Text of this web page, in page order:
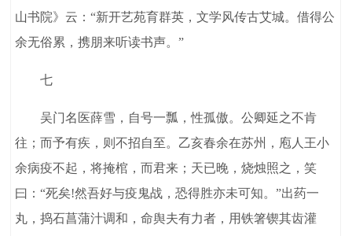
山书院》云：“新开艺苑育群英，文学风传古艾城。借得公
余无俗累，携朋来听读书声。”
七
吴门名医薛雪，自号一瓢，性孤傲。公卿延之不肯
往；而予有疾，则不招自至。乙亥春余在苏州，庖人王小
余病疫不起，将掩棺，而君来；天已晚，烧烛照之，笑
曰：“死矣!然吾好与疫鬼战，恐得胜亦未可知。”出药一
丸，捣石菖蒲汁调和，命舆夫有力者，用铁箸锲其齿灌